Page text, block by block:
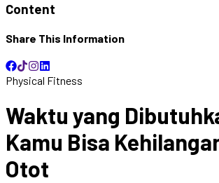
Content
Share This Information
Physical Fitness
Waktu yang
Kamu Bisa
Otot